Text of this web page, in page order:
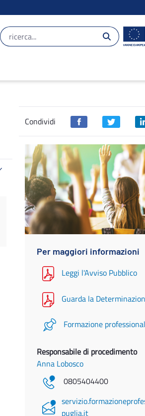
Condividi
Per maggiori informazioni
Leggi l'Avviso Pubblico
Guarda la
Formazione
Responsabile di procedimento
Anna Lobosco
0805404400
puglia.it